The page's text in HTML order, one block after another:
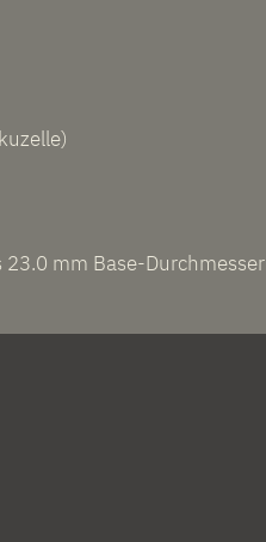
23.0 mm Base-Durchmesser